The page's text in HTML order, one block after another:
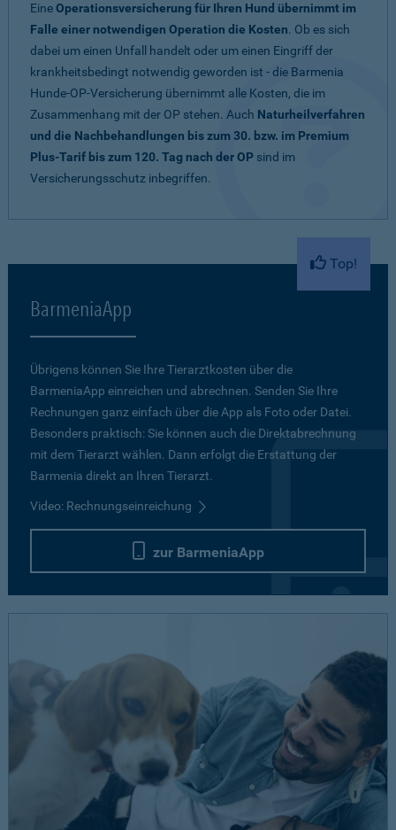
EineOperationsversicherung für Ihren Hund übernimmt im
Falle einer notwendigen Operation die Kosten. Ob es sich
dabei um einen Unfall handelt oder um einen Eingriff der
krankheitsbedingt notwendig geworden ist - die Barmenia
Hunde-OP-Versicherung übernimmt alle Kosten, die im
Zusammenhang mit der OP stehen. Auch Naturheilverfahren
und die Nachbehandlungen bis zum 30. bzw. im Premium
Plus-Tarif bis zum 120. Tag nach der OP sind im
Versicherungsschutz inbegriffen.
Top!
BarmeniaApp
Übrigens können Sie Ihre Tierarztkosten über die
BarmeniaApp einreichen und abrechnen. Senden Sie Ihre
Rechnungen ganz einfach über die App als Foto oder Datei.
Besonders praktisch: Sie können auch die Direktabrechnung
mit dem Tierarzt wählen. Dann erfolgt die Erstattung der
Barmenia direkt an Ihren Tierarzt.
Video: Rechnungseinreichung
zur BarmeniaApp